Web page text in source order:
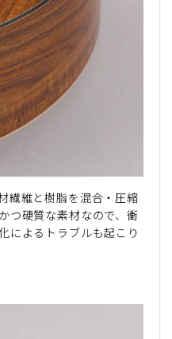
繊維と樹脂を混合・圧縮
つ硬質な素材なので、衝
によるトラブルも起こり